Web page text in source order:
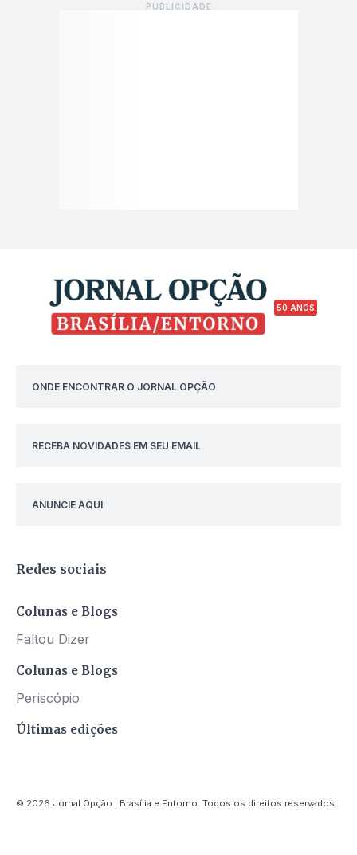
50 ANOS
ONDE ENCONTRAR O JORNAL OPÇÃO
RECEBA NOVIDADES EM SEU EMAIL
ANUNCIE AQUI
Redes sociais
Colunas e Blogs
Faltou Dizer
Colunas e Blogs
Periscópio
Últimas edições
© 2026 Jornal Opção | Brasília e Entorno. Todos os direitos reservados.